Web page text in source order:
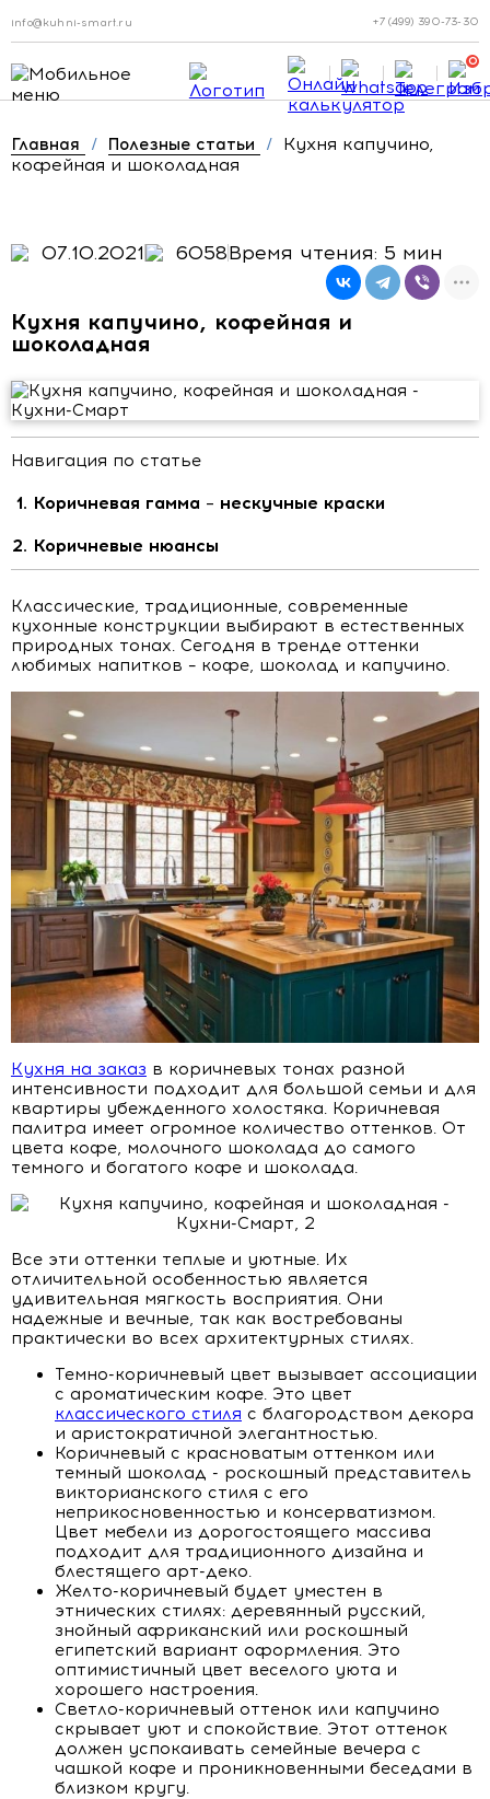
info@kuhni-smart.ru +7 (499) 390-73-30
0
Главная / Полезные статьи /
Кухня капучино,
кофейная и шоколадная
07.10.2021 6058Время чтения: 5 мин
Кухня капучино, кофейная и
шоколадная
Навигация по статье
Коричневая гамма – нескучные краски
Коричневые нюансы
Классические, традиционные, современные
кухонные конструкции выбирают в естественных
природных тонах. Сегодня в тренде оттенки
любимых напитков – кофе, шоколад и капучино.
Кухня на заказ в коричневых тонах разной
интенсивности подходит для большой семьи и для
квартиры убежденного холостяка. Коричневая
палитра имеет огромное количество оттенков. От
цвета кофе, молочного шоколада до самого
темного и богатого кофе и шоколада.
Все эти оттенки теплые и уютные. Их
отличительной особенностью является
удивительная мягкость восприятия. Они
надежные и вечные, так как востребованы
практически во всех архитектурных стилях.
Темно-коричневый цвет вызывает ассоциации
с ароматическим кофе. Это цвет
классического стиля с благородством декора
и аристократичной элегантностью.
Коричневый с красноватым оттенком или
темный шоколад - роскошный представитель
викторианского стиля с его
неприкосновенностью и консерватизмом.
Цвет мебели из дорогостоящего массива
подходит для традиционного дизайна и
блестящего арт-деко.
Желто-коричневый будет уместен в
этнических стилях: деревянный русский,
знойный африканский или роскошный
египетский вариант оформления. Это
оптимистичный цвет веселого уюта и
хорошего настроения.
Светло-коричневый оттенок или капучино
скрывает уют и спокойствие. Этот оттенок
должен успокаивать семейные вечера с
чашкой кофе и проникновенными беседами в
близком кругу.